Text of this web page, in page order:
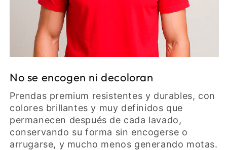
No se encogen ni decoloran
Prendas premium resistentes y durables, con
colores brillantes y muy definidos que
permanecen después de cada lavado,
conservando su forma sin encogerse o
arrugarse, y mucho menos generando motas.